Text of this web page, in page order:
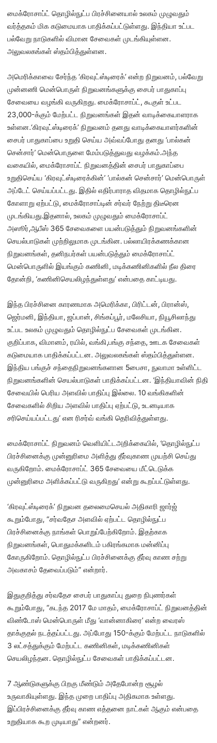
மைக்ரோசாப்ட் தொழில்நுட்ப பிரச்சினையால் உலகம் முழுவதும்
வர்த்தகம் மிக கடுமையாக பாதிக்கப்பட்டுள்ளது. இந்தியா உட்பட
பல்வேறு நாடுகளில் விமான சேவைகள் முடங்கியுள்ளன.
அலுவலகங்கள் ஸ்தம்பித்துள்ளன.
அமெரிக்காவை சேர்ந்த ‘கிரவுட்ஸ்டிரைக்’ என்ற நிறுவனம், பல்வேறு
முன்னணி மென்பொருள் நிறுவனங்களுக்கு சைபர் பாதுகாப்பு
சேவையை வழங்கி வருகிறது. மைக்ரோசாப்ட், கூகுள் உட்பட
23,000-க்கும் மேற்பட்ட நிறுவனங்கள் இதன் வாடிக்கையாளராக
உள்ளன.‘கிரவுட்ஸ்டிரைக்’ நிறுவனம் தனது வாடிக்கையாளர்களின்
சைபர் பாதுகாப்பை உறுதி செய்ய அவ்வப்போது தனது ‘பால்கன்
சென்சார்’ மென்பொருளை மேம்படுத்துவது வழக்கம்.அந்த
வகையில், மைக்ரோசாப்ட் நிறுவனத்தின் சைபர் பாதுகாப்பை
உறுதிசெய்ய ‘கிரவுட்ஸ்டிரைக்கின்’ ‘பால்கன் சென்சார்’ மென்பொருள்
அப்டேட் செய்யப்பட்டது. இதில் எதிர்பாராத விதமாக தொழில்நுட்ப
கோளாறு ஏற்பட்டு, மைக்ரோசாப்டின் சர்வர் நேற்று திடீரென
முடங்கியது.இதனால், உலகம் முழுவதும் மைக்ரோசாப்ட்
அஸூர்,ஆபீஸ் 365 சேவைகளை பயன்படுத்தும் நிறுவனங்களின்
செயல்பாடுகள் முற்றிலுமாக முடங்கின. பல்லாயிரக்கணக்கான
நிறுவனங்கள், தனிநபர்கள் பயன்படுத்தும் மைக்ரோசாப்ட்
மென்பொருளில் இயங்கும் கணினி, மடிக்கணினிகளில் நீல திரை
தோன்றி, ‘கணினிசெயலிழந்துள்ளது’ என்பதை காட்டியது.
இந்த பிரச்சினை காரணமாக அமெரிக்கா, பிரிட்டன், பிரான்ஸ்,
ஜெர்மனி, இந்தியா, ஜப்பான், சிங்கப்பூர், மலேசியா, நியூசிலாந்து
உட்பட உலகம் முழுவதும் தொழில்நுட்ப சேவைகள் முடங்கின.
குறிப்பாக, விமானம், ரயில், வங்கி,பங்கு சந்தை, ஊடக சேவைகள்
கடுமையாக பாதிக்கப்பட்டன. அலுவலகங்கள் ஸ்தம்பித்துள்ளன.
இந்திய பங்குச் சந்தைநிறுவனங்களான 5பைசா, நுவாமா உள்ளிட்ட
நிறுவனங்களின் செயல்பாடுகள் பாதிக்கப்பட்டன. ‘இந்தியாவின் நிதி
சேவையில் பெரிய அளவில் பாதிப்பு இல்லை. 10 வங்கிகளின்
சேவைகளில் சிறிய அளவில் பாதிப்பு ஏற்பட்டு, உடனடியாக
சரிசெய்யப்பட்டது’ என ரிசர்வ் வங்கி தெரிவித்துள்ளது.
மைக்ரோசாப்ட் நிறுவனம் வெளியிட்டஅறிக்கையில், ‘தொழில்நுட்ப
பிரச்சினைக்கு முன்னுரிமை அளித்து தீர்வுகாண முயற்சி செய்து
வருகிறோம். மைக்ரோசாப்ட் 365 சேவையை மீட்டெடுக்க
முன்னுரிமை அளிக்கப்பட்டு வருகிறது’ என்று கூறப்பட்டுள்ளது.
‘கிரவுட்ஸ்டிரைக்’ நிறுவன தலைமைசெயல் அதிகாரி ஜார்ஜ்
கூறும்போது, “சர்வதேச அளவில் ஏற்பட்ட தொழில்நுட்ப
பிரச்சினைக்கு நாங்கள் பொறுப்பேற்கிறோம். இதற்காக
நிறுவனங்கள், பொதுமக்களிடம் பகிரங்கமாக மன்னிப்பு
கோருகிறோம். தொழில்நுட்ப பிரச்சினைக்கு தீர்வு காண சற்று
அவகாசம் தேவைப்படும்” என்றார்.
இதுகுறித்து சர்வதேச சைபர் பாதுகாப்பு துறை நிபுணர்கள்
கூறும்போது, “கடந்த 2017 மே மாதம், மைக்ரோசாப்ட் நிறுவனத்தின்
விண்டோஸ் மென்பொருள் மீது ‘வான்னாகிரை’ என்ற வைரஸ்
தாக்குதல் நடத்தப்பட்டது. அப்போது 150-க்கும் மேற்பட்ட நாடுகளில்
3 லட்சத்துக்கும் மேற்பட்ட கணினிகள், மடிக்கணினிகள்
செயலிழந்தன. தொழில்நுட்ப சேவைகள் பாதிக்கப்பட்டன.
7 ஆண்டுகளுக்கு பிறகு மீண்டும் அதேபோன்ற சூழல்
உருவாகியுள்ளது. இந்த முறை பாதிப்பு அதிகமாக உள்ளது.
இப்பிரச்சினைக்கு தீர்வு காண எத்தனை நாட்கள் ஆகும் என்பதை
உறுதியாக கூற முடியாது” என்றனர்.